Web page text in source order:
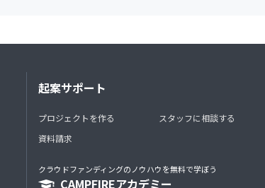
起案サポート
プロジェクトを作る
資料請求
スタッフに相談する
クラウドファンディングのノウハウを無料で学ぼう
CAMPFIREアカデミー